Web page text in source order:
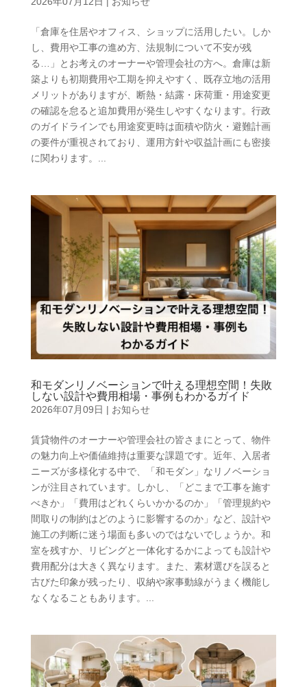
「倉庫を住居やオフィス、ショップに活用したい。しか
し、費用や工事の進め方、法規制について不安が残
る…」とお考えのオーナーや管理会社の方へ。倉庫は新
築よりも初期費用や工期を抑えやすく、既存立地の活用
メリットがありますが、断熱・結露・床荷重・用途変更
の確認を怠ると追加費用が発生しやすくなります。行政
のガイドラインでも用途変更時は面積や防火・避難計画
の要件が重視されており、運用方針や収益計画にも密接
に関わります。...
和モダンリノベーションで叶える理想空間！失敗
しない設計や費用相場・事例もわかるガイド
2026年07月09日 | お知らせ
賃貸物件のオーナーや管理会社の皆さまにとって、物件
の魅力向上や価値維持は重要な課題です。近年、入居者
ニーズが多様化する中で、「和モダン」なリノベーショ
ンが注目されています。しかし、「どこまで工事を施す
べきか」「費用はどれくらいかかるのか」「管理規約や
間取りの制約はどのように影響するのか」など、設計や
施工の判断に迷う場面も多いのではないでしょうか。和
室を残すか、リビングと一体化するかによっても設計や
費用配分は大きく異なります。また、素材選びを誤ると
古びた印象が残ったり、収納や家事動線がうまく機能し
なくなることもあります。...